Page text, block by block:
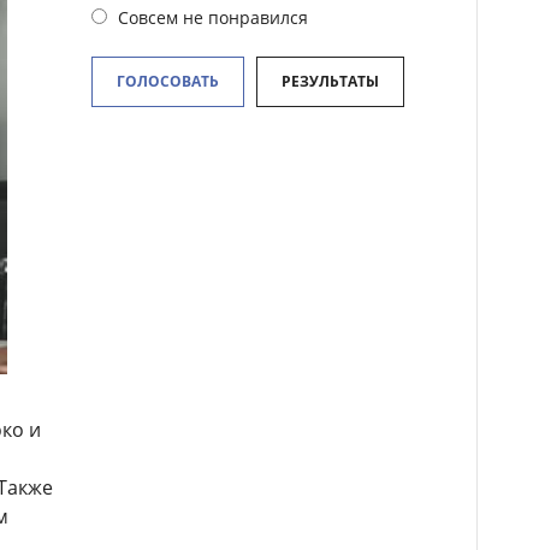
и
Совсем не понравился
ГОЛОСОВАТЬ РЕЗУЛЬТАТЫ